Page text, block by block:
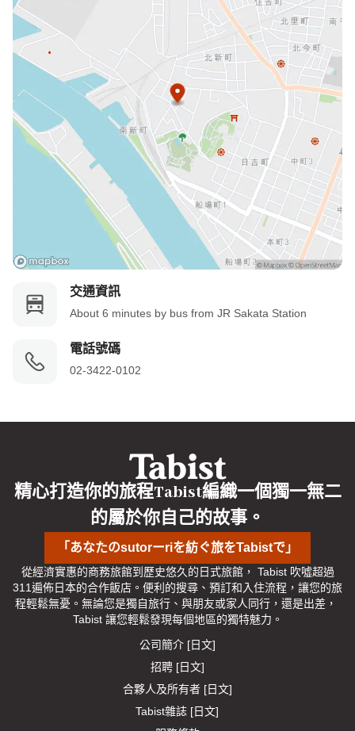
交通資訊
About 6 minutes by bus from JR Sakata Station
電話號碼
02-3422-0102
「あなたのsutorーriを紡ぐ旅をTabistで」
精心打造你的旅程Tabist編織一個獨一無二
的屬於你自己的故事。
從經濟實惠的商務旅館到歷史悠久的日式旅館， Tabist 吹噓超過
311遍佈日本的合作飯店。便利的搜尋、預訂和入住流程，讓您的旅
程輕鬆無憂。無論您是獨自旅行、與朋友或家人同行，還是出差，
Tabist 讓您輕鬆發現每個地區的獨特魅力。
公司簡介 [日文]
招聘 [日文]
合夥人及所有者 [日文]
Tabist雜誌 [日文]